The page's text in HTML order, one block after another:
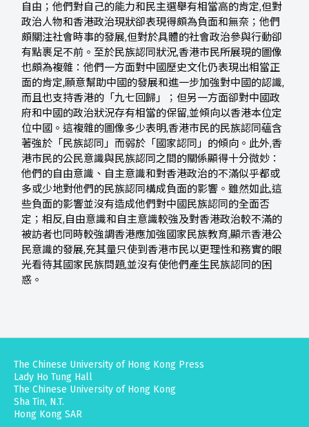
自由；他們對自己的能力和民主選舉有相當高的肯定,但對
政治人物和香港政治現狀卻表現得頗為負面和無奈；他們
頗關注社會時事的發展,但對於具體的社會政治參與行動卻
有點裹足不前。至於民族認同狀況,香港市民所展現的圖像
也頗為複雜：他們一方面對中國歷史文化仍表現出相當正
面的肯定,願意幫助中國的發展和進一步加強對中國的認識,
而且也支持香港的「九七回歸」；但另一方面卻對中國政
府和中國的政治狀況存有相當的保留,並傾向以香港本位定
位中國。這複雜的圖像多少表明,香港市民的民族認同蘊含
著強於「民族認同」而弱於「國家認同」的傾向。此外,香
港市民的公民意識與民族認同之間的關係顯得十分微妙：
他們的自由意識、自主意識和對香港政治的不滿似乎都或
多或少地對他們的民族認同構成負面的影響。雖然如此,這
些負面的影響並沒有造成他們對中國民族認同的全面否
定；相反,自由意識和自主意識較強及對香港政治較不滿的
被訪者也同時較強調香港應加強國家民族教育,顯示香港公
民意識的發展,充其量只使到香港市民以更理性和務實的眼
光看待其國家民族問題,並沒有使他們產生民族認同的困
惑。
The Chinese University of Hong Kong Press
Lady Ho Tung Hall
The Chinese University of Hong Kong
Sha Tin, N.T.
Hong Kong SAR